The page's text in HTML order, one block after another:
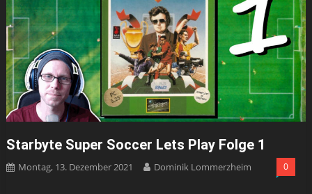
Starbyte Super Soccer Lets Play Folge 1
Montag, 13. Dezember 2021 Dominik Lommerzheim 0